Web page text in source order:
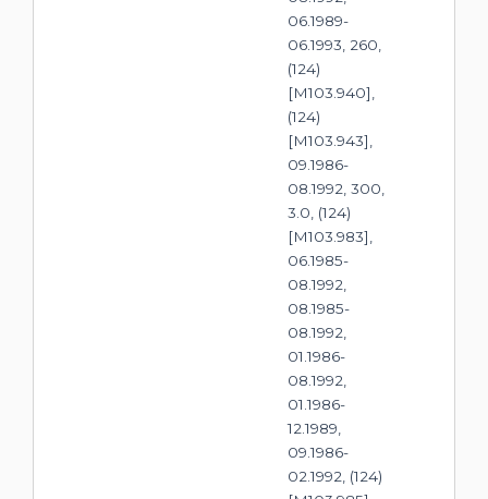
06.1989-
06.1993, 260,
(124)
[M103.940],
(124)
[M103.943],
09.1986-
08.1992, 300,
3.0, (124)
[M103.983],
06.1985-
08.1992,
08.1985-
08.1992,
01.1986-
08.1992,
01.1986-
12.1989,
09.1986-
02.1992, (124)